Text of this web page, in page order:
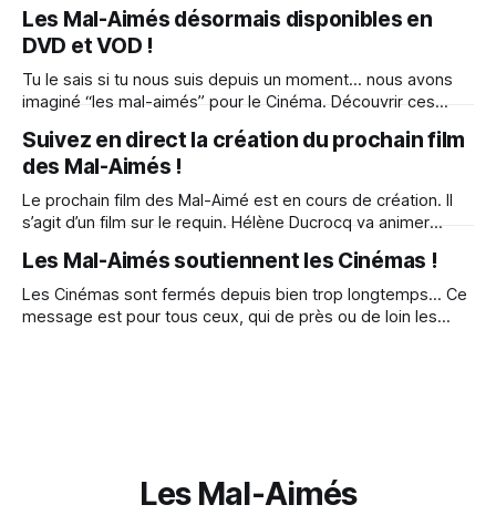
frissonné avec “Maraude et Murphy”, exploré les bois en
compagnie de “Lupin”, et surmonté votre peur de l'
Les Mal-Aimés désormais disponibles en
DVD et VOD !
Tu le sais si tu nous suis depuis un moment… nous avons
imaginé “les mal-aimés” pour le Cinéma. Découvrir ces
est fait pour être là, présent avec nos animaux mal-aimés
qu’on découvre… Se concentrer sur l’histoire
Suivez en direct la création du prochain film
des Mal-Aimés !
Le prochain film des Mal-Aimé est en cours de création. Il
s’agit d’un film sur le requin. Hélène Ducrocq va animer
premiers spectateurs bien aimés ! Découvrez en exclusivité
les premières images du film ! C’est gratuit et
Les Mal-Aimés soutiennent les Cinémas !
Les Cinémas sont fermés depuis bien trop longtemps… Ce
message est pour tous ceux, qui de près ou de loin les
Les Mal-Aimés